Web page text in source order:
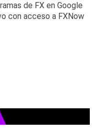
de FX en Google
con acceso a FXNow